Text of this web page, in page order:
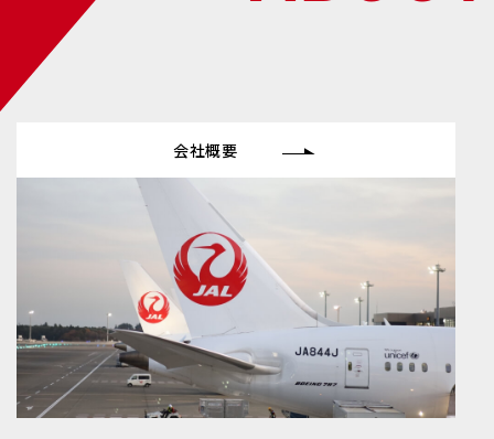
会社概要